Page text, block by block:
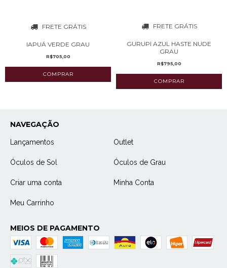
FRETE GRÁTIS
IAPUÁ VERDE GRAU
R$705,00
FRETE GRÁTIS
GURUPI AZUL HASTE NUDE
GRAU
R$795,00
NAVEGAÇÃO
Lançamentos Outlet
Óculos de Sol Óculos de Grau
Criar uma conta Minha Conta
Meu Carrinho
MEIOS DE PAGAMENTO